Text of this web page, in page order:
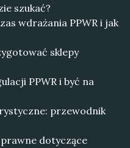
szukać?
wdrażania PPWR i jak
sklepy
PPWR i być na
przewodnik
dotyczące